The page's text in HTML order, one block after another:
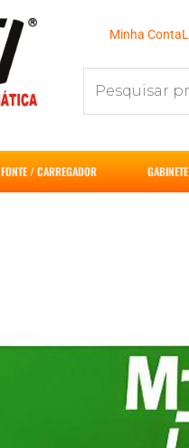
Minha Conta
por:
FONTE / CARREGADOR GABINETE